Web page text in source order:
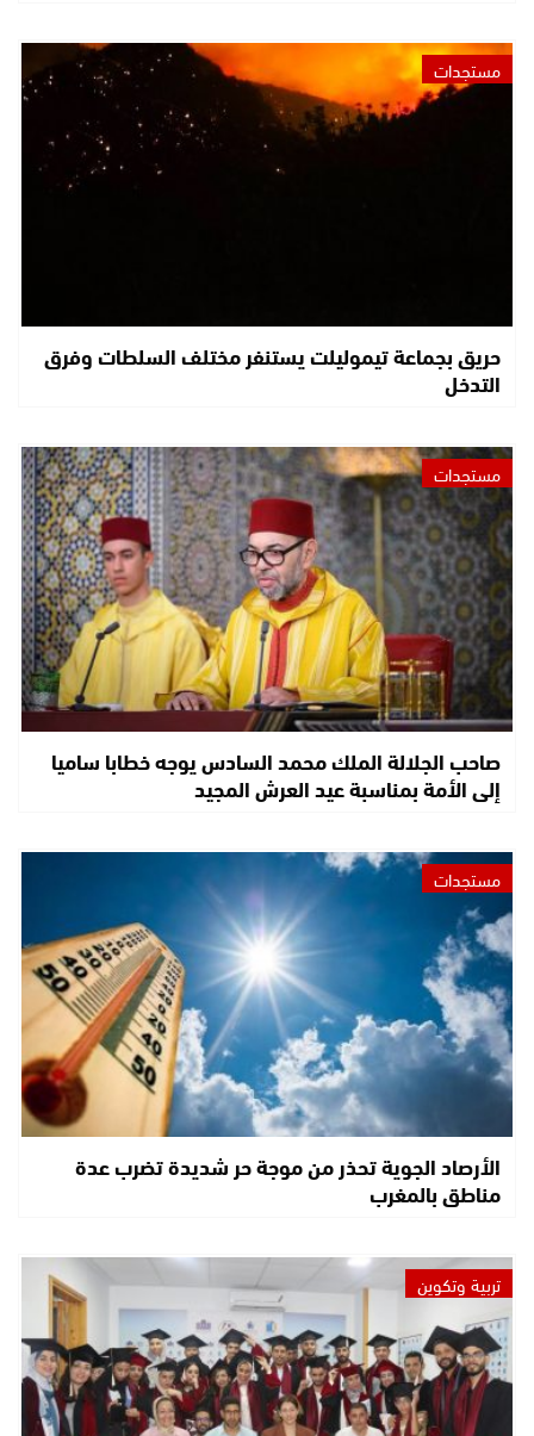
مستجدات
حريق بجماعة تيموليلت يستنفر مختلف السلطات وفرق
التدخل
مستجدات
صاحب الجلالة الملك محمد السادس يوجه خطابا ساميا
إلى الأمة بمناسبة عيد العرش المجيد
مستجدات
الأرصاد الجوية تحذر من موجة حر شديدة تضرب عدة
مناطق بالمغرب
تربية وتكوين